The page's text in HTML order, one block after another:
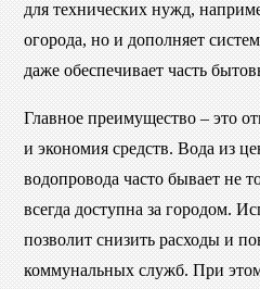
для технических нужд,
огорода, но и дополняет
даже обеспечивает часть
Главное преимущество – это
и экономия средств. Вода из
водопровода часто бывает не
всегда доступна за городом.
позволит снизить расходы и
коммунальных служб. При